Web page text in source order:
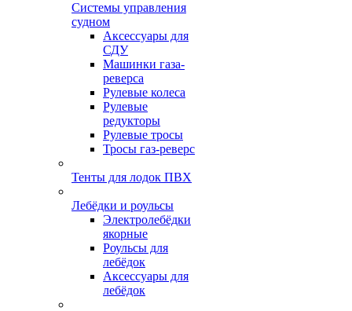
Системы управления
судном
Аксессуары для
СДУ
Машинки газа-
реверса
Рулевые колеса
Рулевые
редукторы
Рулевые тросы
Тросы газ-реверс
Тенты для лодок ПВХ
Лебёдки и роульсы
Электролебёдки
якорные
Роульсы для
лебёдок
Аксессуары для
лебёдок